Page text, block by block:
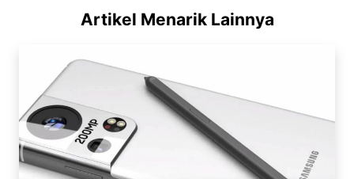
Artikel Menarik Lainnya